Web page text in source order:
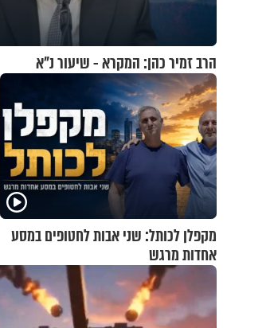
הרב זמיר כהן: המקרא - שיעור נ"א
מקפלן לכותל: שני אבות לחטופים במסע
אחדות מרגש